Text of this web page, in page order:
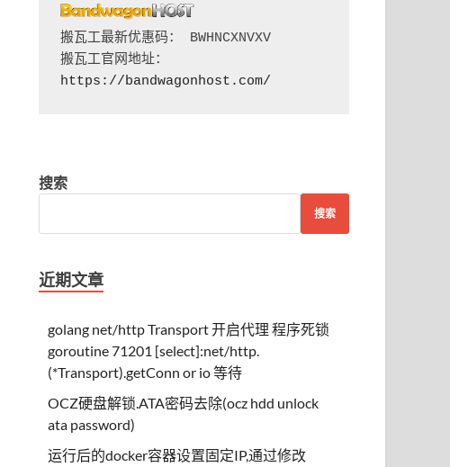
搬瓦工最新优惠码： BWHNCXNVXV
搬瓦工官网地址：
https://bandwagonhost.com/
搜索
搜索
近期文章
golang net/http Transport 开启代理 程序死锁
goroutine 71201 [select]:net/http.
(*Transport).getConn or io 等待
OCZ硬盘解锁.ATA密码去除(ocz hdd unlock
ata password)
运行后的docker容器设置固定IP,通过修改